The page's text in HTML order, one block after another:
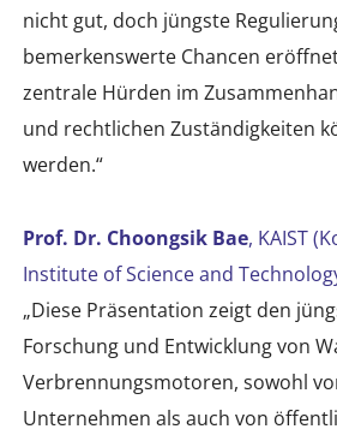
nicht gut, doch jüngste
bemerkenswerte Chancen
zentrale Hürden im
und rechtlichen Zuständigkeiten
werden.“
Prof. Dr. Choongsik Bae, KAIST
Institute of Science and
„Diese Präsentation zeigt den
Forschung und Entwicklung von
Verbrennungsmotoren, sowohl
Unternehmen als auch von